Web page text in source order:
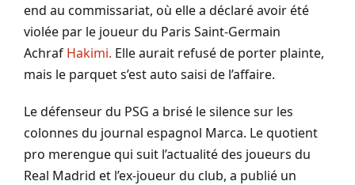
end au commissariat, où elle a déclaré avoir été
violée par le joueur du Paris Saint-Germain
Achraf Hakimi. Elle aurait refusé de porter plainte,
mais le parquet s’est auto saisi de l’affaire.
Le défenseur du PSG a brisé le silence sur les
colonnes du journal espagnol Marca. Le quotient
pro merengue qui suit l’actualité des joueurs du
Real Madrid et l’ex-joueur du club, a publié un